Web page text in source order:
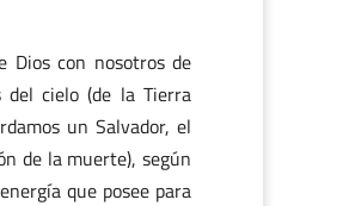
Dios con nosotros de
del cielo (de la Tierra
un Salvador, el
de la muerte), según
que posee para